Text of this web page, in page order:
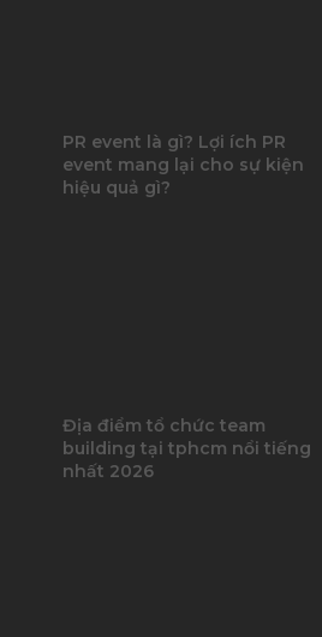
PR event là gì? Lợi ích PR
event mang lại cho sự kiện
hiệu quả gì?
Địa điểm tổ chức team
building tại tphcm nổi tiếng
nhất 2026